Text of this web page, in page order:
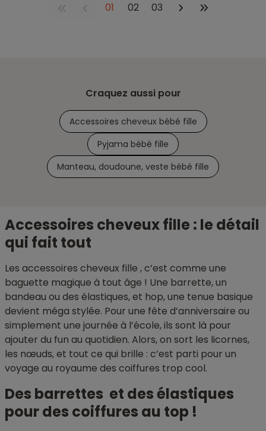
01 02 03
Craquez aussi pour
Accessoires cheveux bébé fille
Pyjama bébé fille
Manteau, doudoune, veste bébé fille
Accessoires cheveux fille : le détail
qui fait tout
Les accessoires cheveux fille , c’est comme une
baguette magique à tout âge ! Une barrette, un
bandeau ou des élastiques, et hop, une tenue basique
devient méga stylée. Pour une fête d’anniversaire ou
simplement une journée à l’école, ils sont là pour
ajouter du fun au quotidien. Alors, on sort les licornes,
les nœuds, et tout ce qui brille : c’est parti pour un
voyage au royaume des coiffures trop cool.
Des barrettes et des élastiques
pour des coiffures au top !